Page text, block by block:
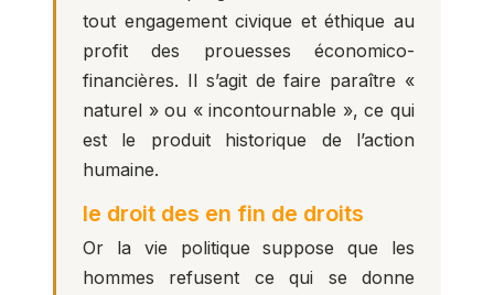
tout engagement civique et éthique au
profit des prouesses économico-
financières. Il s’agit de faire paraître «
naturel » ou « incontournable », ce qui
est le produit historique de l’action
humaine.
le droit des en fin de droits
Or la vie politique suppose que les
hommes refusent ce qui se donne